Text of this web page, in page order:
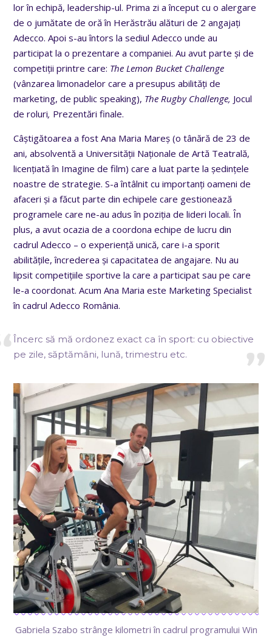
lor în echipă, leadership-ul. Prima zi a început cu o alergare
de o jumătate de oră în Herăstrău alături de 2 angajați
Adecco. Apoi s-au întors la sediul Adecco unde au
participat la o prezentare a companiei. Au avut parte și de
competiții printre care: The Lemon Bucket Challenge
(vânzarea limonadelor care a presupus abilități de
marketing, de public speaking), The Rugby Challenge, Jocul
de roluri, Prezentări finale.
Câștigătoarea a fost Ana Maria Mareș (o tânără de 23 de
ani, absolventă a Universității Naționale de Artă Teatrală,
licențiată în Imagine de film) care a luat parte la ședințele
noastre de strategie. S-a întâlnit cu importanți oameni de
afaceri și a făcut parte din echipele care gestionează
programele care ne-au adus în poziția de lideri locali. În
plus, a avut ocazia de a coordona echipe de lucru din
cadrul Adecco – o experiență unică, care i-a sporit
abilitățile, încrederea și capacitatea de angajare. Nu au
lipsit competițiile sportive la care a participat sau pe care
le-a coordonat. Acum Ana Maria este Marketing Specialist
în cadrul Adecco România.
Încerc să mă ordonez exact ca în sport: cu obiective
pe zile, săptămâni, lună, trimestru etc.
Gabriela Szabo strânge kilometri în cadrul programului Win